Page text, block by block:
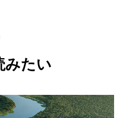
みたい